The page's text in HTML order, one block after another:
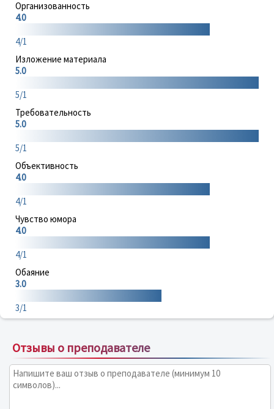
Организованность
4.0
4/1
Изложение материала
5.0
5/1
Требовательность
5.0
5/1
Объективность
4.0
4/1
Чувство юмора
4.0
4/1
Обаяние
3.0
3/1
Отзывы о преподавателе